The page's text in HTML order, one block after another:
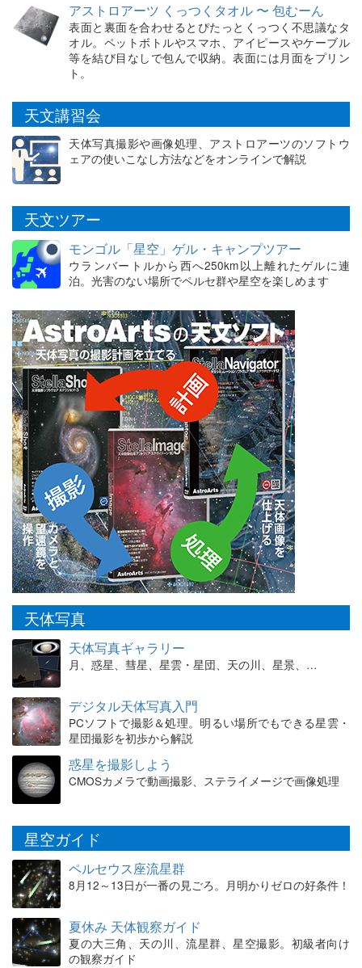
アストロアーツ くっつくタオル 〜 包むーん
表面と裏面を合わせるとぴたっとくっつく不思議なタ
オル。ペットボトルやスマホ、アイピースやケーブル
等を結び目なしで包んで収納。表面には月面をプリン
ト。
天文講習会
天体写真撮影や画像処理、アストロアーツのソフトウ
ェアの使いこなし方法などをオンラインで解説
天文ツアー
モンゴル「星空」ゲル・キャンプツアー
ウランバートルから西へ250km以上離れたゲルに連
泊。光害のない場所でペルセ群や星空を楽しめます
天体写真
天体写真ギャラリー
月、惑星、彗星、星雲・星団、天の川、星景、…
デジタル天体写真入門
PCソフトで撮影＆処理。明るい場所でもできる星雲・
星団撮影を初歩から解説
惑星を撮影しよう
CMOSカメラで動画撮影、ステライメージで画像処理
星空ガイド
ペルセウス座流星群
8月12～13日が一番の見ごろ。月明かりゼロの好条件！
夏休み 天体観察ガイド
夏の大三角、天の川、流星群、星空撮影。初級者向け
の観察ガイド